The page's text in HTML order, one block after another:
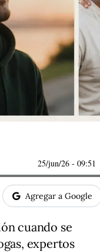
25/jun/26 - 09:51
Agregar a Google
cuando se
expertos